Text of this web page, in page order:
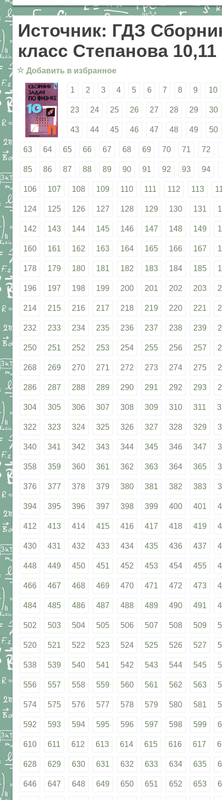
Источник: ГДЗ
класс Степанова 10,11
☆ Добавить в избранное
1 2 3 4 5 6 7 8 9 10
23 24 25 26 27 28 29 30
43 44 45 46 47 48 49 50
63 64 65 66 67 68 69 70 71 72
85 86 87 88 89 90 91 92 93 94
106 107 108 109 110 111 112 113
124 125 126 127 128 129 130 131
142 143 144 145 146 147 148 149
160 161 162 163 164 165 166 167
178 179 180 181 182 183 184 185
196 197 198 199 200 201 202 203
214 215 216 217 218 219 220 221
232 233 234 235 236 237 238 239
250 251 252 253 254 255 256 257
268 269 270 271 272 273 274 275
286 287 288 289 290 291 292 293
304 305 306 307 308 309 310 311
322 323 324 325 326 327 328 329
340 341 342 343 344 345 346 347
358 359 360 361 362 363 364 365
376 377 378 379 380 381 382 383
394 395 396 397 398 399 400 401
412 413 414 415 416 417 418 419
430 431 432 433 434 435 436 437
448 449 450 451 452 453 454 455
466 467 468 469 470 471 472 473
484 485 486 487 488 489 490 491
502 503 504 505 506 507 508 509
520 521 522 523 524 525 526 527
538 539 540 541 542 543 544 545
556 557 558 559 560 561 562 563
574 575 576 577 578 579 580 581
592 593 594 595 596 597 598 599
610 611 612 613 614 615 616 617
628 629 630 631 632 633 634 635
646 647 648 649 650 651 652 653